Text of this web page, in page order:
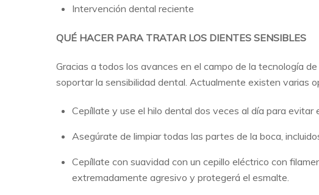
Intervención dental reciente
QUÉ HACER PARA TRATAR LOS DIENTES SENSIBLES
Gracias a todos los avances en el campo de la tecnología
soportar la sensibilidad dental. Actualmente existen varias
Cepíllate y use el hilo dental dos veces al día para evitar
Asegúrate de limpiar todas las partes de la boca,
Cepíllate con suavidad con un cepillo eléctrico con
extremadamente agresivo y protegerá el esmalte.